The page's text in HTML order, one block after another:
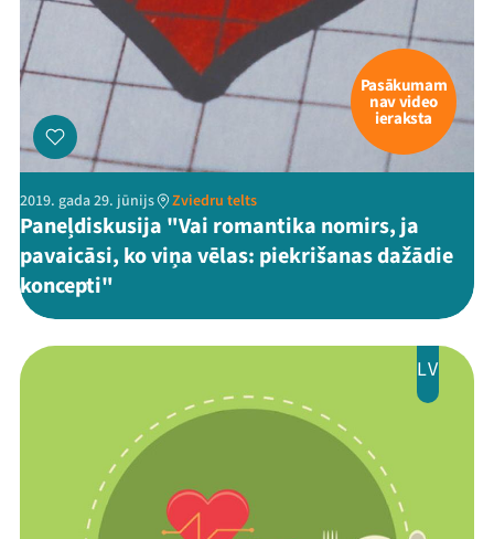
Pasākumam
nav video
ieraksta
2019. gada 29. jūnijs Zviedru telts
Paneļdiskusija "Vai romantika nomirs, ja
pavaicāsi, ko viņa vēlas: piekrišanas dažādie
koncepti"
LV